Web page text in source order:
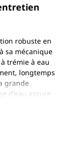
robuste en
sa mécanique
trémie à eau
longtemps
grande
d'eau assure
et permet un